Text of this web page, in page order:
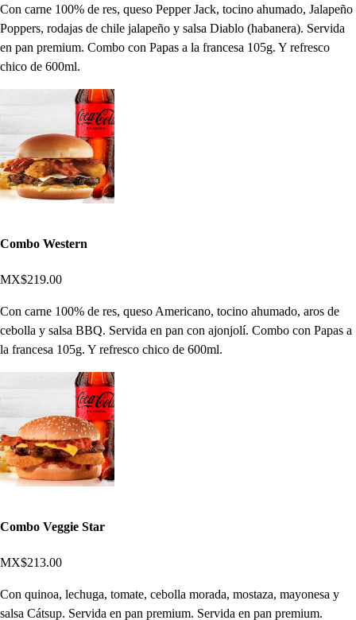
Con carne 100% de res, queso Pepper Jack, tocino ahumado, Jalapeño
Poppers, rodajas de chile jalapeño y salsa Diablo (habanera). Servida
en pan premium. Combo con Papas a la francesa 105g. Y refresco
chico de 600ml.
Combo Western
MX$219.00
Con carne 100% de res, queso Americano, tocino ahumado, aros de
cebolla y salsa BBQ. Servida en pan con ajonjolí. Combo con Papas a
la francesa 105g. Y refresco chico de 600ml.
Combo Veggie Star
MX$213.00
Con quinoa, lechuga, tomate, cebolla morada, mostaza, mayonesa y
salsa Cátsup. Servida en pan premium. Servida en pan premium.